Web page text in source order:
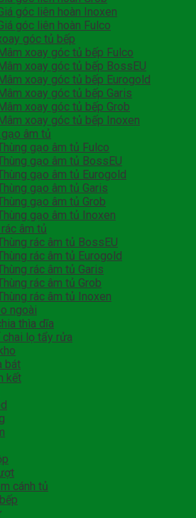
góc liên hoàn Inoxen
góc liên hoàn Fulco
góc tủ bếp
xoay góc tủ bếp Fulco
xoay góc tủ bếp BossEU
xoay góc tủ bếp Eurogold
xoay góc tủ bếp Garis
xoay góc tủ bếp Grob
xoay góc tủ bếp Inoxen
âm tủ
gạo âm tủ Fulco
gạo âm tủ BossEU
gạo âm tủ Eurogold
gạo âm tủ Garis
gạo âm tủ Grob
gạo âm tủ Inoxen
âm tủ
rác âm tủ BossEU
rác âm tủ Eurogold
rác âm tủ Garis
rác âm tủ Grob
rác âm tủ Inoxen
ngoài
thìa dĩa
chai lọ tẩy rửa
bát
kết
cánh tủ